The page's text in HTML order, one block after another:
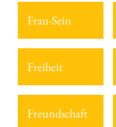
Frau-Sein
Freiheit
Freundschaft